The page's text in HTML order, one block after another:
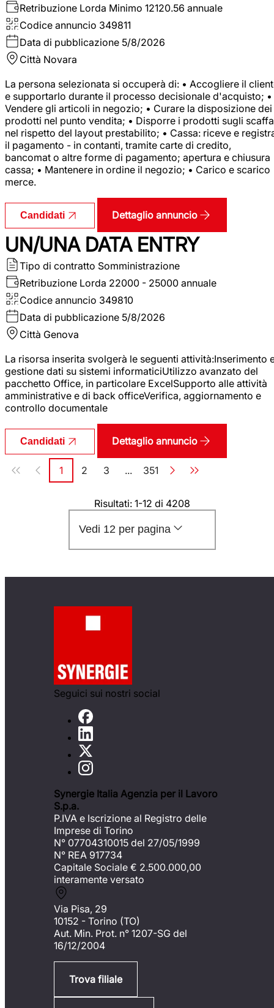
Retribuzione Lorda Minimo 12120.56 annuale
Codice annuncio 349811
Data di pubblicazione 5/8/2026
Città Novara
La persona selezionata si occuperà di: • Accogliere il
e supportarlo durante il processo decisionale d'acquisto; •
Vendere gli articoli in negozio; • Curare la disposizione dei
prodotti nel punto vendita; • Disporre i prodotti sugli
nel rispetto del layout prestabilito; • Cassa: riceve e
il pagamento - in contanti, tramite carte di credito,
bancomat o altre forme di pagamento; apertura e chiusura
cassa; • Mantenere in ordine il negozio; • Carico e scarico
merce.
Candidati Dettaglio annuncio
UN/UNA DATA ENTRY
Tipo di contratto Somministrazione
Retribuzione Lorda 22000 - 25000 annuale
Codice annuncio 349810
Data di pubblicazione 5/8/2026
Città Genova
La risorsa inserita svolgerà le seguenti attività:Inserimento
gestione dati su sistemi informaticiUtilizzo avanzato del
pacchetto Office, in particolare ExcelSupporto alle attività
amministrative e di back officeVerifica, aggiornamento e
controllo documentale
Candidati Dettaglio annuncio
Paginazione
Pagina
1 Pagina
2 Pagina
3 ... Pagina
351
Risultati: 1-12 di 4208
Vedi 12 per pagina
Seguici sui nostri social
Synergie Italia Agenzia per il Lavoro
S.p.a.
P.IVA e Iscrizione al Registro delle
Imprese di Torino
N° 07704310015 del 27/05/1999
N° REA 917734
Capitale Sociale € 2.500.000,00
interamente versato
Via Pisa, 29
10152 - Torino (TO)
Aut. Min. Prot. n° 1207-SG del
16/12/2004
Trova filiale